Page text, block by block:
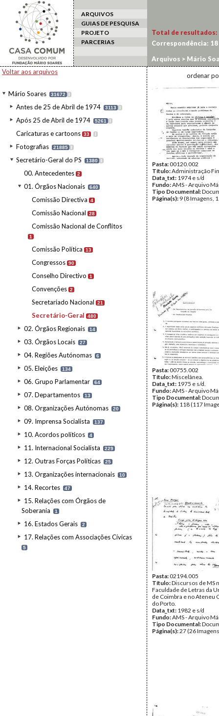
ARQUIVOS
GUIAS DE PESQUISA
PROJETO
PARCERIAS
Voltar aos arquivos
Mário Soares 31672 I
Antes de 25 de Abril de 1974 3113 I
Após 25 de Abril de 1974 5261 I
Caricaturas e cartoons 33 I
Fotografias 21885 I
Secretário-Geral do PS 1380 I
00. Antecedentes 2
01. Órgãos Nacionais 640
Comissão Directiva 4
Comissão Nacional 28
Comissão Nacional de Conflitos
1
Comissão Política 13
Congressos 90
Conselho Directivo 1
Convenções 2
Secretariado Nacional 21
Secretário-Geral 480
02. Órgãos Regionais 14
03. Órgãos Locais 27
04. Regiões Autónomas 6
05. Eleições 134
06. Grupo Parlamentar 64
07. Departamentos 13
08. Organizações Autónomas 20
09. Imprensa Socialista 137
10. Acordos políticos 4
11. Internacional Socialista 229
12. Outras Forças Políticas 25
13. Organizações internacionais 10
14. Recortes 47
15. Relações com Órgãos de
Soberania
1
16. Estados Gerais 2
17. Relações com Associações Cívicas
5
Total de resultados:
Correspondência: 18
Arquivos > Mário
ordenar
Pasta:00120.002
Título:Administração
Data_txt: 1974 e s/d
Fundo:AMS - Arquivo
Tipo Documental:
Página(s): 9 (8 Imagens,
Pasta:00755.002
Título:Miscelânea.
Data_txt: 1975 e s/d.
Fundo:AMS - Arquivo
Tipo Documental:
Página(s): 118 (117
Pasta:02194.005
Título:Discursos de MS
Faculdade de Letras da
de Coimbra e no Ateneu
do Porto.
Data_txt: 1982 e s/d
Fundo:AMS - Arquivo
Tipo Documental:
Página(s):27 (26